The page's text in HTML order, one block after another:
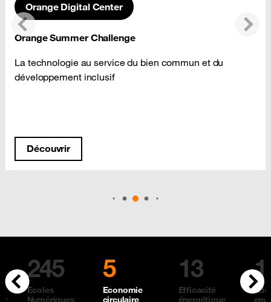
Précédent
Orange Digital Center
Orange Summer Challenge
La technologie au service du bien commun et du
développement inclusif
Découvrir
Précédent 245
Ecoles
Numériques
5
Economie
circulaire
13
Efficacité
énergétique